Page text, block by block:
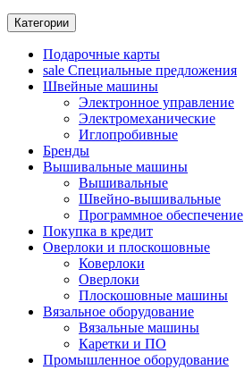
Категории
Подарочные карты
sale Специальные предложения
Швейные машины
Электронное управление
Электромеханические
Иглопробивные
Бренды
Вышивальные машины
Вышивальные
Швейно-вышивальные
Программное обеспечение
Покупка в кредит
Оверлоки и плоскошовные
Коверлоки
Оверлоки
Плоскошовные машины
Вязальное оборудование
Вязальные машины
Каретки и ПО
Промышленное оборудование